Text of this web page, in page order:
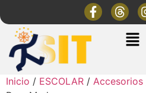
Inicio / ESCOLAR / Accesorios